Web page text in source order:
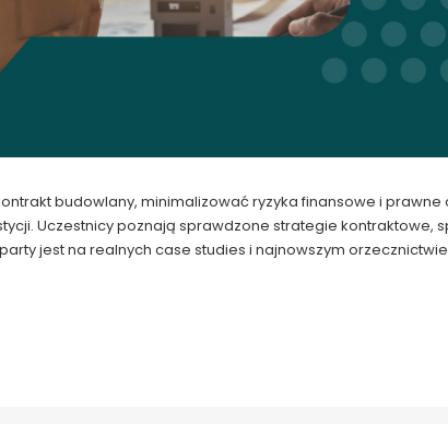
budowlany, minimalizować ryzyka finansowe i prawne
Uczestnicy poznają sprawdzone strategie kontraktowe,
jest na realnych case studies i najnowszym